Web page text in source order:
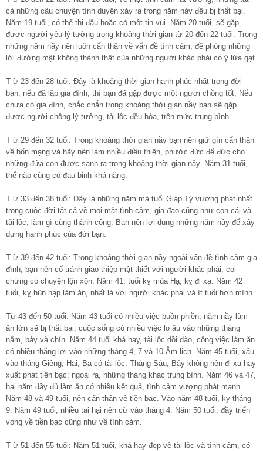
cả những câu chuyện tình duyên xảy ra trong năm này đều bị thất bại.
Năm 19 tuổi, có thể thi đậu hoặc có một tin vui. Năm 20 tuổi, sẽ gặp
được người yêu lý tưởng trong khoảng thời gian từ 20 đến 22 tuổi. Trong
những năm nầy nên luôn cẩn thận về vấn đề tình cảm, đề phòng những
lời đường mật không thành thật của những người khác phái có ý lừa gạt.
T ừ 23 đến 28 tuổi: Đây là khoảng thời gian hạnh phúc nhất trong đời
bạn; nếu đã lập gia đình, thì bạn đã gặp được một người chồng tốt; Nếu
chưa có gia đình, chắc chắn trong khoảng thời gian nầy bạn sẽ gặp
được người chồng lý tưởng, tài lộc đều hòa, trên mức trung bình.
T ừ 29 đến 32 tuổi: Trong khoảng thời gian nầy bạn nên giữ gìn cẩn thận
về bổn mạng và hãy nên làm nhiều điều thiện, phước đức để đức cho
những đứa con được sanh ra trong khoảng thời gian nầy. Năm 31 tuổi,
thể nào cũng có đau bịnh khá nặng.
T ừ 33 đến 38 tuổi: Đây là những năm mà tuổi Giáp Tý vượng phát nhất
trong cuộc đời tất cả về mọi mặt tình cảm, gia đạo cũng như con cái và
tài lộc, làm gì cũng thành công. Bạn nên lợi dụng những năm nầy để xây
dựng hạnh phúc của đời bạn.
T ừ 39 đến 42 tuổi: Trong khoảng thời gian nầy ngoài vấn đề tình cảm gia
đình, bạn nên cố tránh giao thiệp mật thiết với người khác phái, coi
chừng có chuyện lộn xộn. Năm 41, tuổi kỵ mùa Hạ, kỵ đi xa. Năm 42
tuổi, kỵ hùn hạp làm ăn, nhất là với người khác phái và ít tuổi hơn mình.
Từ 43 đến 50 tuổi: Năm 43 tuổi có nhiều việc buồn phiền, năm nầy làm
ăn lớn sẽ bị thất bại, cuộc sống có nhiều việc lo âu vào những tháng
năm, bảy và chín. Năm 44 tuổi khá hay, tài lộc dồi dào, công việc làm ăn
có nhiều thắng lợi vào những tháng 4, 7 và 10 Âm lịch. Năm 45 tuổi, xấu
vào tháng Giêng; Hai, Ba có tài lộc; Tháng Sáu, Bảy không nên đi xa hay
xuất phát tiền bạc; ngoài ra, những tháng khác trung bình. Năm 46 và 47,
hai năm đầy đủ làm ăn có nhiều kết quả, tình cảm vượng phát mạnh.
Năm 48 và 49 tuổi, nên cẩn thận về tiền bạc. Vào năm 48 tuổi, kỵ tháng
9. Năm 49 tuổi, nhiều tai hại nên cữ vào tháng 4. Năm 50 tuổi, đầy triển
vọng về tiền bạc cũng như về tình cảm.
T ừ 51 đến 55 tuổi: Năm 51 tuổi, khá hay đẹp về tài lộc và tình cảm, có